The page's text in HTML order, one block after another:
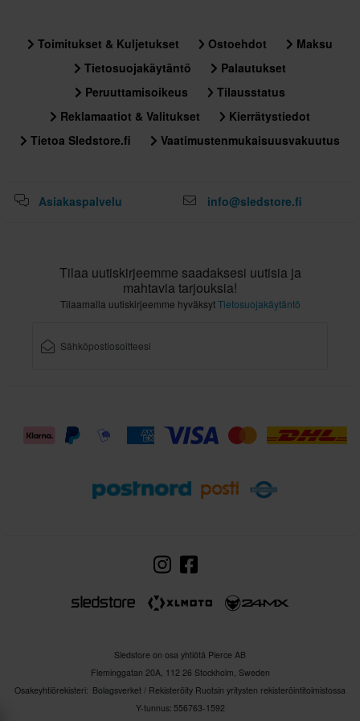
Toimitukset & Kuljetukset Ostoehdot
Maksu
Tietosuojakäytäntö
Palautukset
Peruuttamisoikeus
Tilausstatus
Reklamaatiot & Valitukset
Kierrätystiedot
Tietoa Sledstore.fi
Vaatimustenmukaisuusvakuutus
Asiakaspalvelu info@sledstore.fi
Tilaa uutiskirjeemme saadaksesi uutisia ja
mahtavia tarjouksia!
Tilaamalla uutiskirjeemme hyväksytTietosuojakäytäntö
Sledstore on osa yhtiötä Pierce AB
Fleminggatan 20A, 112 26 Stockholm, Sweden
Osakeyhtiörekisteri: Bolagsverket / Rekisteröity Ruotsin yritysten rekisteröintitoimistossa
Y-tunnus: 556763-1592